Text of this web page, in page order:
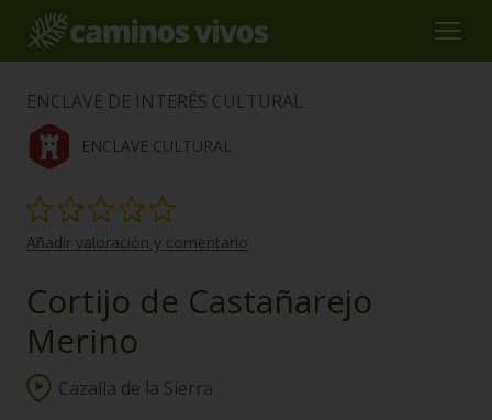
ENCLAVE DE INTERÉS CULTURAL
ENCLAVE CULTURAL
Añadir valoración y comentario
Cortijo de Castañarejo
Merino
Cazalla de la Sierra